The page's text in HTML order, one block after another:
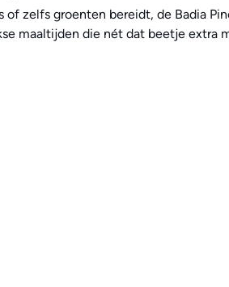
zelfs groenten bereidt, de Badia
maaltijden die nét dat beetje extra